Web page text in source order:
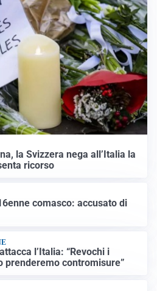
la Svizzera nega all’Italia la
ricorso
comasco: accusato di
l’Italia: “Revochi i
contromisure”